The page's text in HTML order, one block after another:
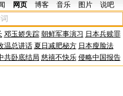
网页 博客 音乐 图片 说吧
邓玉娇失踪 朝鲜军事演习 日本兵赎罪
温总讲话 夏日减肥秘方 日本瘦脸法
共卧底结局 慈禧不快乐 侵略中国报告